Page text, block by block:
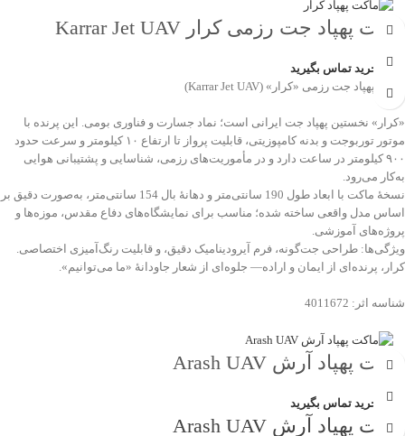
ماکت پهپاد جت رزمی کرار Karrar Jet UAV
جهت خرید تماس بگیرید
ماکت پهپاد جت رزمی «کرار» (Karrar Jet UAV)
«کرار» نخستین پهپاد جت ایرانی است؛ نماد جسارت و فناوری بومی. این پرنده با
موتور توربوجت و بدنه کامپوزیتی، قابلیت پرواز تا ارتفاع ۱۰ کیلومتر و سرعت حدود
۹۰۰ کیلومتر در ساعت دارد و در مأموریت‌های رزمی، شناسایی و پشتیبانی هوایی
به‌کار می‌رود.
نسخهٔ ماکت با ابعاد طول 190 سانتی‌متر و دهانهٔ بال 154 سانتی‌متر، به‌صورت دقیق بر
اساس مدل واقعی ساخته شده؛ مناسب برای نمایشگاه‌های دفاع مقدس، موزه‌ها و
پروژه‌های آموزشی.
ویژگی‌ها: طراحی جت‌گونه، فرم آیرودینامیک دقیق، و قابلیت رنگ‌آمیزی اختصاصی.
کرار، پرنده‌ای از ایمان و اراده— جلوه‌ای از شعار جاودانۀ «ما می‌توانیم».
شناسه اثر: 4011672
ماکت پهپاد آرش Arash UAV
جهت خرید تماس بگیرید
ماکت پهپاد آرش Arash UAV